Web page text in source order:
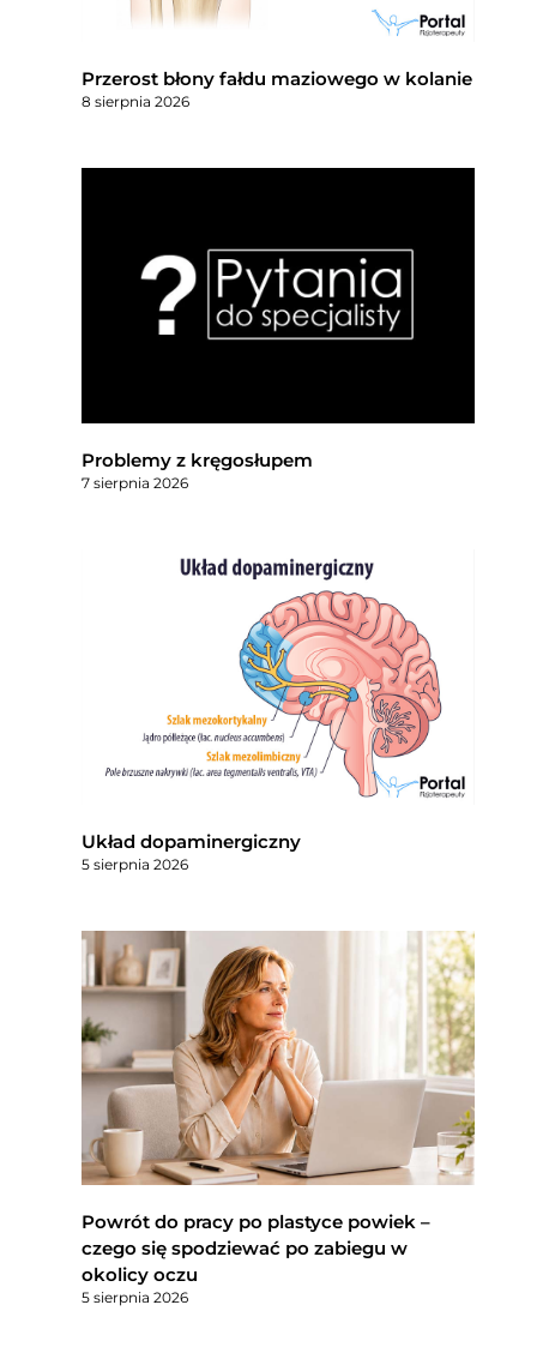
Przerost błony fałdu maziowego w kolanie
8 sierpnia 2026
Problemy z kręgosłupem
7 sierpnia 2026
Układ dopaminergiczny
5 sierpnia 2026
Powrót do pracy po plastyce powiek –
czego się spodziewać po zabiegu w
okolicy oczu
5 sierpnia 2026